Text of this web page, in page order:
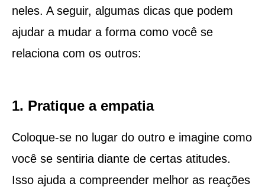
neles. A seguir, algumas dicas que podem
ajudar a mudar a forma como você se
relaciona com os outros:
1. Pratique a empatia
Coloque-se no lugar do outro e imagine como
você se sentiria diante de certas atitudes.
Isso ajuda a compreender melhor as reações